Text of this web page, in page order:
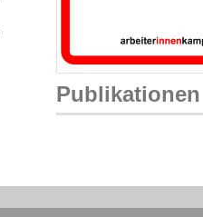
Publikationen